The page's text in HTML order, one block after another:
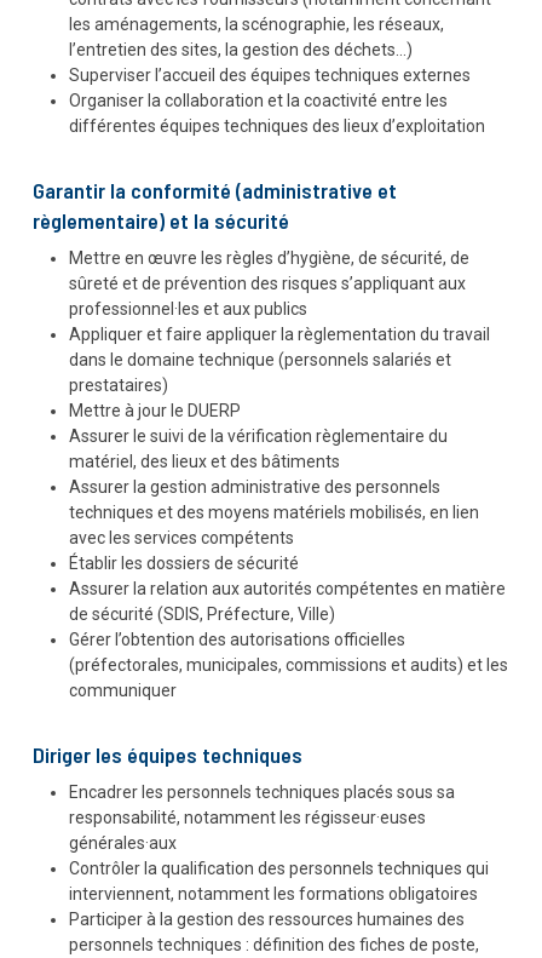
les aménagements, la scénographie, les réseaux,
l’entretien des sites, la gestion des déchets…)
Superviser l’accueil des équipes techniques externes
Organiser la collaboration et la coactivité entre les
différentes équipes techniques des lieux d’exploitation
Garantir la conformité (administrative et
règlementaire) et la sécurité
Mettre en œuvre les règles d’hygiène, de sécurité, de
sûreté et de prévention des risques s’appliquant aux
professionnel·les et aux publics
Appliquer et faire appliquer la règlementation du travail
dans le domaine technique (personnels salariés et
prestataires)
Mettre à jour le DUERP
Assurer le suivi de la vérification règlementaire du
matériel, des lieux et des bâtiments
Assurer la gestion administrative des personnels
techniques et des moyens matériels mobilisés, en lien
avec les services compétents
Établir les dossiers de sécurité
Assurer la relation aux autorités compétentes en matière
de sécurité (SDIS, Préfecture, Ville)
Gérer l’obtention des autorisations officielles
(préfectorales, municipales, commissions et audits) et les
communiquer
Diriger les équipes techniques
Encadrer les personnels techniques placés sous sa
responsabilité, notamment les régisseur·euses
générales·aux
Contrôler la qualification des personnels techniques qui
interviennent, notamment les formations obligatoires
Participer à la gestion des ressources humaines des
personnels techniques : définition des fiches de poste,